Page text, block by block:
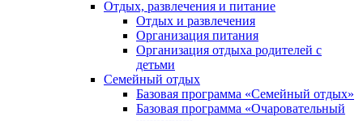
Отдых, развлечения и питание
Отдых и развлечения
Организация питания
Организация отдыха родителей с
детьми
Семейный отдых
Базовая программа «Семейный отдых»
Базовая программа «Очаровательный